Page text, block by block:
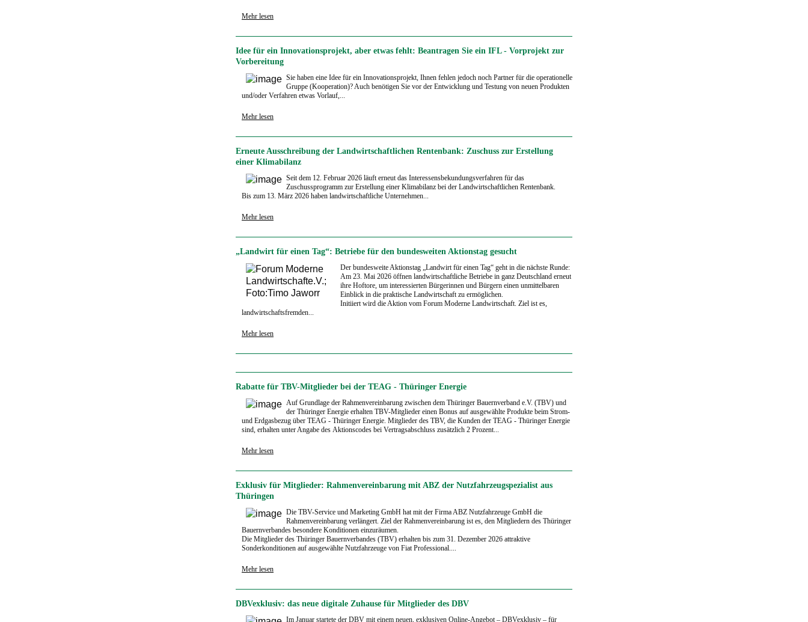
Mehr lesen
Idee für ein Innovationsprojekt, aber etwas fehlt: Beantragen Sie ein IFL - Vorprojekt zur
Vorbereitung
Sie haben eine Idee für ein Innovationsprojekt, Ihnen fehlen jedoch noch Partner für die operationelle
Gruppe (Kooperation)? Auch benötigen Sie vor der Entwicklung und Testung von neuen Produkten
und/oder Verfahren etwas Vorlauf,...
Mehr lesen
Erneute Ausschreibung der Landwirtschaftlichen Rentenbank: Zuschuss zur Erstellung
einer Klimabilanz
Seit dem 12. Februar 2026 läuft erneut das Interessensbekundungsverfahren für das
Zuschussprogramm zur Erstellung einer Klimabilanz bei der Landwirtschaftlichen Rentenbank.
Bis zum 13. März 2026 haben landwirtschaftliche Unternehmen...
Mehr lesen
„Landwirt für einen Tag“: Betriebe für den bundesweiten Aktionstag gesucht
Der bundesweite Aktionstag „Landwirt für einen Tag“ geht in die nächste Runde:
Am 23. Mai 2026 öffnen landwirtschaftliche Betriebe in ganz Deutschland erneut
ihre Hoftore, um interessierten Bürgerinnen und Bürgern einen unmittelbaren
Einblick in die praktische Landwirtschaft zu ermöglichen.
Initiiert wird die Aktion vom Forum Moderne Landwirtschaft. Ziel ist es,
landwirtschaftsfremden...
Mehr lesen
Rabatte für TBV-Mitglieder bei der TEAG - Thüringer Energie
Auf Grundlage der Rahmenvereinbarung zwischen dem Thüringer Bauernverband e.V. (TBV) und
der Thüringer Energie erhalten TBV-Mitglieder einen Bonus auf ausgewählte Produkte beim Strom-
und Erdgasbezug über TEAG - Thüringer Energie. Mitglieder des TBV, die Kunden der TEAG - Thüringer Energie
sind, erhalten unter Angabe des Aktionscodes bei Vertragsabschluss zusätzlich 2 Prozent...
Mehr lesen
Exklusiv für Mitglieder: Rahmenvereinbarung mit ABZ der Nutzfahrzeugspezialist aus
Thüringen
Die TBV-Service und Marketing GmbH hat mit der Firma ABZ Nutzfahrzeuge GmbH die
Rahmenvereinbarung verlängert. Ziel der Rahmenvereinbarung ist es, den Mitgliedern des Thüringer
Bauernverbandes besondere Konditionen einzuräumen.
Die Mitglieder des Thüringer Bauernverbandes (TBV) erhalten bis zum 31. Dezember 2026 attraktive
Sonderkonditionen auf ausgewählte Nutzfahrzeuge von Fiat Professional....
Mehr lesen
DBVexklusiv: das neue digitale Zuhause für Mitglieder des DBV
Im Januar startete der DBV mit einem neuen, exklusiven Online-Angebot – DBVexklusiv – für